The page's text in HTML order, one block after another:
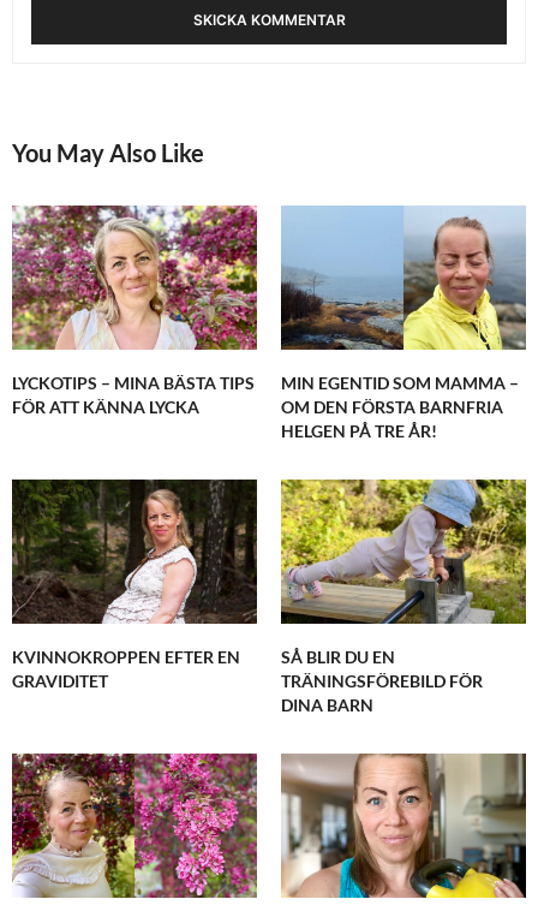
You May Also Like
LYCKOTIPS – MINA BÄSTA TIPS
FÖR ATT KÄNNA LYCKA
MIN EGENTID SOM MAMMA –
OM DEN FÖRSTA BARNFRIA
HELGEN PÅ TRE ÅR!
KVINNOKROPPEN EFTER EN
GRAVIDITET
SÅ BLIR DU EN
TRÄNINGSFÖREBILD FÖR
DINA BARN